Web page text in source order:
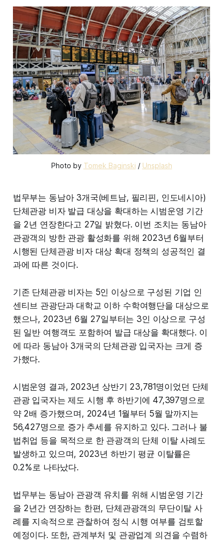
Photo by Tomek Baginski / Unsplash
법무부는 동남아 3개국(베트남, 필리핀, 인도네시아)
단체관광 비자 발급 대상을 확대하는 시범운영 기간
을 2년 연장한다고 27일 밝혔다. 이번 조치는 동남아
관광객의 방한 관광 활성화를 위해 2023년 6월부터
시행된 단체관광 비자 대상 확대 정책의 성공적인 결
과에 따른 것이다.
기존 단체관광 비자는 5인 이상으로 구성된 기업 인
센티브 관광단과 대학교 이하 수학여행단을 대상으로
했으나, 2023년 6월 27일부터는 3인 이상으로 구성
된 일반 여행객도 포함하여 발급 대상을 확대했다. 이
에 따라 동남아 3개국의 단체관광 입국자는 크게 증
가했다.
시범운영 결과, 2023년 상반기 23,781명이었던 단체
관광 입국자는 제도 시행 후 하반기에 47,397명으로
약 2배 증가했으며, 2024년 1월부터 5월 말까지는
56,427명으로 증가 추세를 유지하고 있다. 그러나 불
법취업 등을 목적으로 한 관광객의 단체 이탈 사례도
발생하고 있으며, 2023년 하반기 평균 이탈률은
0.2%로 나타났다.
법무부는 동남아 관광객 유치를 위해 시범운영 기간
을 2년간 연장하는 한편, 단체관광객의 무단이탈 사
례를 지속적으로 관찰하여 정식 시행 여부를 검토할
예정이다. 또한, 관계부처 및 관광업계 의견을 수렴하